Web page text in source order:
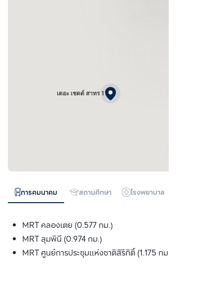
เดอะ เชดด์ สาทร 1
การคมนาคม สถานศึกษา โรงพยาบาล
MRT คลองเตย (0.577 กม.)
MRT ลุมพินี (0.974 กม.)
MRT ศูนย์การประชุมแห่งชาติสิริกิติ์ (1.175 กม.)